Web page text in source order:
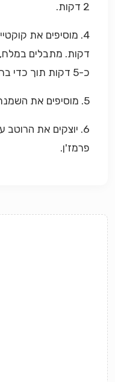
2 דקות.
דקות. מתבלים במלח,
כ-5 דקות תוך כדי בחישה מתמדת.
5. מוסיפים את השמנת המתוקה ומבשלים כ-3 דקות.
6. יוצקים את
פרמז'ן.